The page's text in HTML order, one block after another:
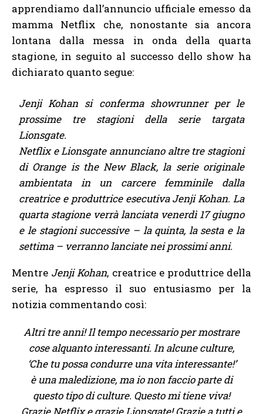
apprendiamo dall’annuncio ufficiale emesso da
mamma Netflix che, nonostante sia ancora
lontana dalla messa in onda della quarta
stagione, in seguito al successo dello show ha
dichiarato quanto segue:
Jenji Kohan si conferma showrunner per le
prossime tre stagioni della serie targata
Lionsgate.
Netflix e Lionsgate annunciano altre tre stagioni
di Orange is the New Black, la serie originale
ambientata in un carcere femminile dalla
creatrice e produttrice esecutiva Jenji Kohan. La
quarta stagione verrà lanciata venerdì 17 giugno
e le stagioni successive – la quinta, la sesta e la
settima – verranno lanciate nei prossimi anni.
Mentre Jenji Kohan, creatrice e produttrice della
serie, ha espresso il suo entusiasmo per la
notizia commentando così:
Altri tre anni! Il tempo necessario per mostrare
cose alquanto interessanti. In alcune culture,
‘Che tu possa condurre una vita interessante!’
è una maledizione, ma io non faccio parte di
questo tipo di culture. Questo mi tiene viva!
Grazie Netflix e grazie Lionsgate! Grazie a tutti e